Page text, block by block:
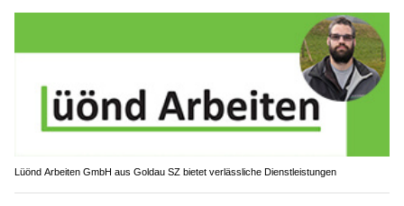
Lüönd Arbeiten GmbH aus Goldau SZ bietet verlässliche Dienstleistungen